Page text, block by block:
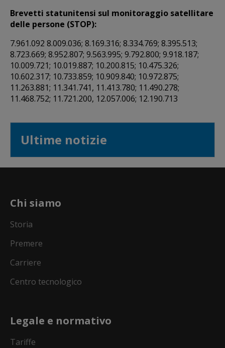
Brevetti statunitensi sul monitoraggio satellitare
delle persone (STOP):
7.961.092 8.009.036; 8.169.316; 8.334.769; 8.395.513;
8.723.669; 8.952.807; 9.563.995; 9.792.800; 9.918.187;
10.009.721; 10.019.887; 10.200.815; 10.475.326;
10.602.317; 10.733.859; 10.909.840; 10.972.875;
11.263.881; 11.341.741, 11.413.780; 11.490.278;
11.468.752; 11.721.200, 12.057.006; 12.190.713
Ultime notizie
Chi siamo
Storia
Premere
Carriere
Centro tecnologico
Legale e normativo
Tariffe